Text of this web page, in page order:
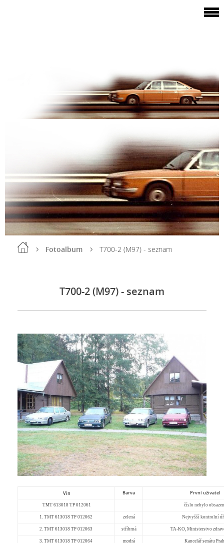
Fotoalbum T700-2 (M97) - seznam
T700-2 (M97) - seznam
Vin Barva První uživatel
TMT 613018 TP 012061 číslo nebylo
1. TMT 613018 TP 012062 zelená Nejvyšší kontrolní
2. TMT 613018 TP 012063 stříbrná TA-KO, Ministerstvo
3. TMT 613018 TP 012064 modrá Kancelář senátu